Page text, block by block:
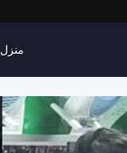
منزل